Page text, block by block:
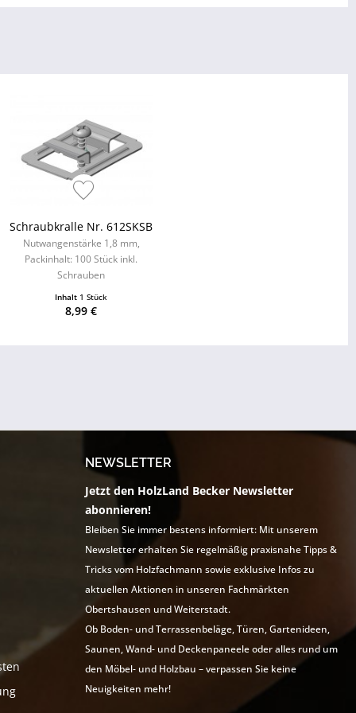
Schraubkralle Nr. 612SKSB
Nutwangenstärke 1,8 mm,
Packinhalt: 100 Stück inkl.
Schrauben
Inhalt 1 Stück
8,99 €
NEWSLETTER
Jetzt den HolzLand Becker Newsletter
abonnieren!
Bleiben Sie immer bestens informiert: Mit unserem
Newsletter erhalten Sie regelmäßig praxisnahe Tipps &
Tricks vom Holzfachmann sowie exklusive Infos zu
aktuellen Aktionen in unseren Fachmärkten
Obertshausen und Weiterstadt.
Ob Boden- und Terrassenbeläge, Türen, Gartenideen,
Saunen, Wand- und Deckenpaneele oder alles rund um
den Möbel- und Holzbau – verpassen Sie keine
Neuigkeiten mehr!